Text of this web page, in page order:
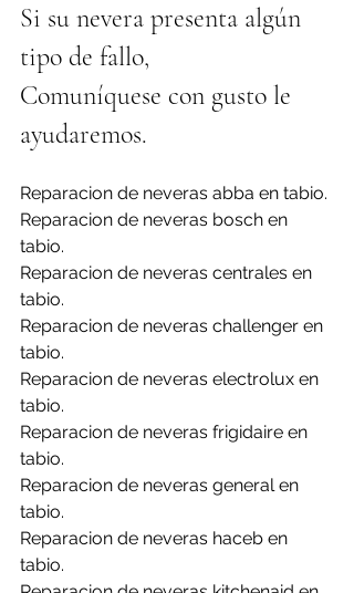
Si su nevera presenta algún
tipo de fallo,
Comuníquese con gusto le
ayudaremos.
Reparacion de neveras abba en tabio.
Reparacion de neveras bosch en
tabio.
Reparacion de neveras centrales en
tabio.
Reparacion de neveras challenger en
tabio.
Reparacion de neveras electrolux en
tabio.
Reparacion de neveras frigidaire en
tabio.
Reparacion de neveras general en
tabio.
Reparacion de neveras haceb en
tabio.